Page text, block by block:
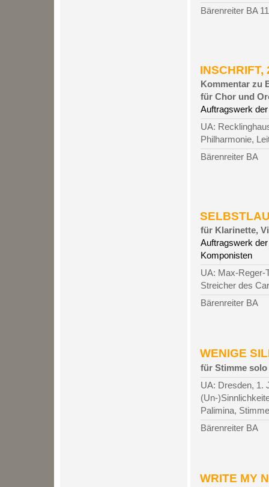
Bärenreiter BA
INSCHRIFT,
Kommentar zu
für Chor und
Auftragswerk
UA:
Philharmonie,
Bärenreiter BA
für Klarinette,
Auftragswerk
Komponisten
UA: Max-Reger-
Streicher des
Bärenreiter BA
WENIGE
für Stimme solo
UA: Dresden, 1.
(Un-
Palimina, Stimme
Bärenreiter BA
WRITE MY